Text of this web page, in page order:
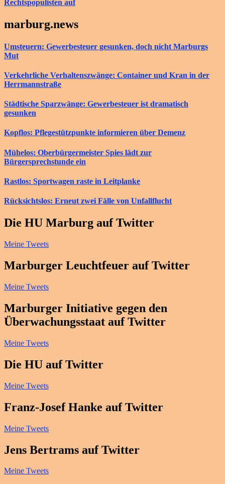
Rechtspopulisten auf
marburg.news
Umsteuern: Gewerbesteuer gesunken, doch nicht Marburgs
Mut
Verkehrliche Verhaltenszwänge: Container und Kran in der
Herrmannstraße
Städtische Sparzwänge: Gewerbesteuer ist dramatisch
gesunken
Kopflos: Pflegestützpunkte informieren über Demenz
Mühelos: Oberbürgermeister Spies lädt zur
Bürgersprechstunde ein
Rastlos: Sportwagen raste in Leitplanke
Rücksichtslos: Erneut zwei Fälle von Unfallflucht
Die HU Marburg auf Twitter
Meine Tweets
Marburger Leuchtfeuer auf Twitter
Meine Tweets
Marburger Initiative gegen den
Überwachungsstaat auf Twitter
Meine Tweets
Die HU auf Twitter
Meine Tweets
Franz-Josef Hanke auf Twitter
Meine Tweets
Jens Bertrams auf Twitter
Meine Tweets